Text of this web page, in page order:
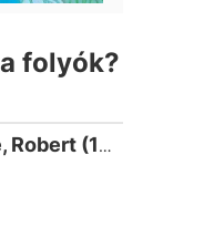
folyók?
Macfarlane, Robert (1976-)